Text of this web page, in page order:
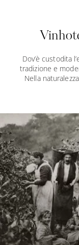
Dov’è custodita
tradizione e
Nella